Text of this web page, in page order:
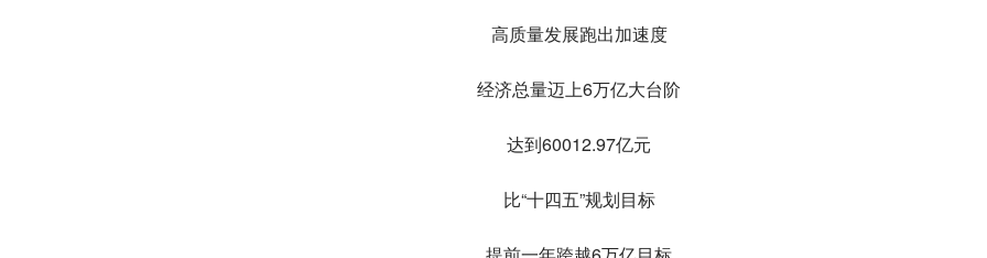
高质量发展跑出加速度
经济总量迈上6万亿大台阶
达到60012.97亿元
比“十四五”规划目标